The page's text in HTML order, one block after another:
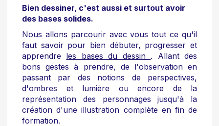
Bien dessiner, c'est aussi et surtout avoir
des bases solides.
Nous allons parcourir avec vous tout ce qu'il
faut savoir pour bien débuter, progresser et
apprendre les bases du dessin . Allant des
bons gestes à prendre, de l'observation en
passant par des notions de perspectives,
d'ombres et lumière ou encore de la
représentation des personnages jusqu'à la
création d'une illustration complète en fin de
formation.